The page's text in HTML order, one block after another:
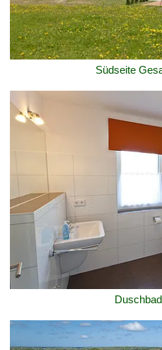
Südseite